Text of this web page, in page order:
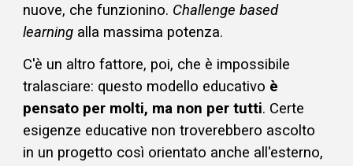
nuove, che funzionino. Challenge based
learning alla massima potenza.
C'è un altro fattore, poi, che è impossibile
tralasciare: questo modello educativo è
pensato per molti, ma non per tutti. Certe
esigenze educative non troverebbero ascolto
in un progetto così orientato anche all'esterno,